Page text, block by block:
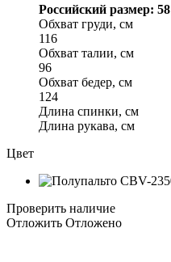
Российский размер: 58
Обхват груди, см
116
Обхват талии, см
96
Обхват бедер, см
124
Длина спинки, см
Длина рукава, см
Цвет
Проверить наличие
Отложить Отложено